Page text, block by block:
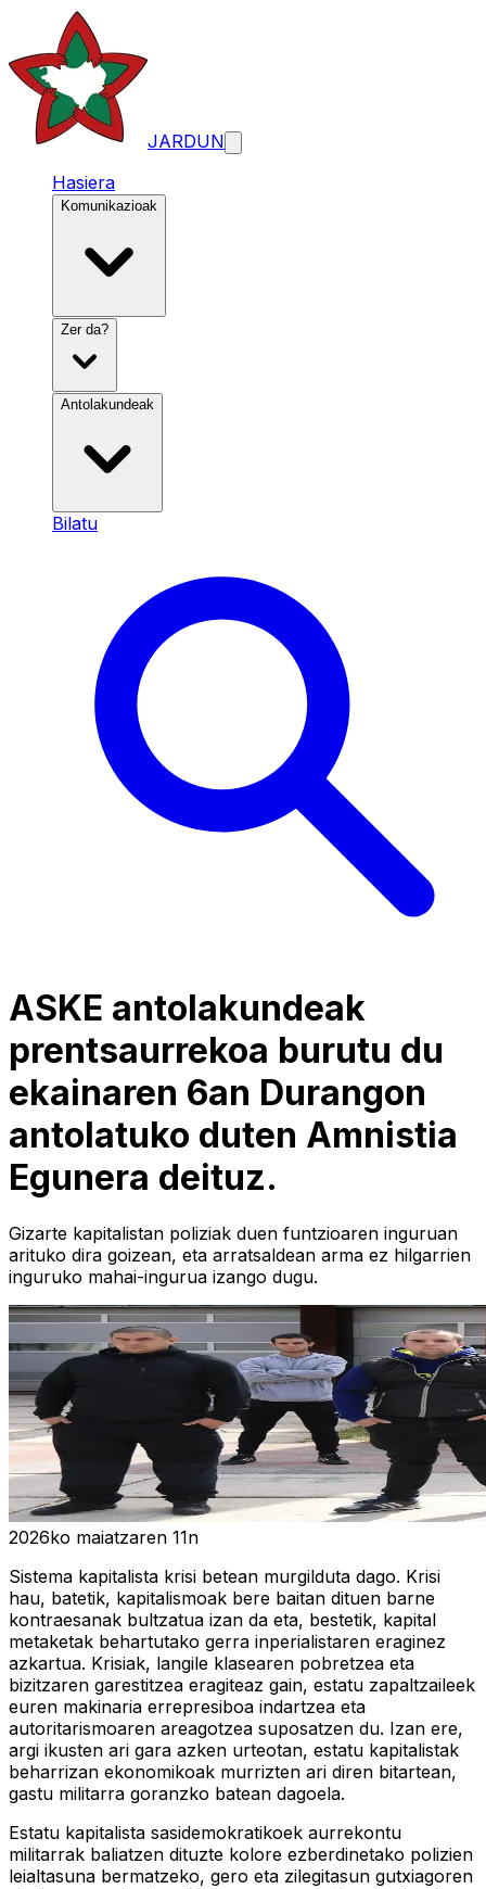
JARDUN
Hasiera
Komunikazioak
Zer da?
Antolakundeak
Bilatu
ASKE antolakundeak
prentsaurrekoa burutu du
ekainaren 6an Durangon
antolatuko duten Amnistia
Egunera deituz.
Gizarte kapitalistan poliziak duen funtzioaren inguruan
arituko dira goizean, eta arratsaldean arma ez hilgarrien
inguruko mahai-ingurua izango dugu.
2026ko maiatzaren 11n
Sistema kapitalista krisi betean murgilduta dago. Krisi
hau, batetik, kapitalismoak bere baitan dituen barne
kontraesanak bultzatua izan da eta, bestetik, kapital
metaketak behartutako gerra inperialistaren eraginez
azkartua. Krisiak, langile klasearen pobretzea eta
bizitzaren garestitzea eragiteaz gain, estatu zapaltzaileek
euren makinaria errepresiboa indartzea eta
autoritarismoaren areagotzea suposatzen du. Izan ere,
argi ikusten ari gara azken urteotan, estatu kapitalistak
beharrizan ekonomikoak murrizten ari diren bitartean,
gastu militarra goranzko batean dagoela.
Estatu kapitalista sasidemokratikoek aurrekontu
militarrak baliatzen dituzte kolore ezberdinetako polizien
leialtasuna bermatzeko, gero eta zilegitasun gutxiagoren